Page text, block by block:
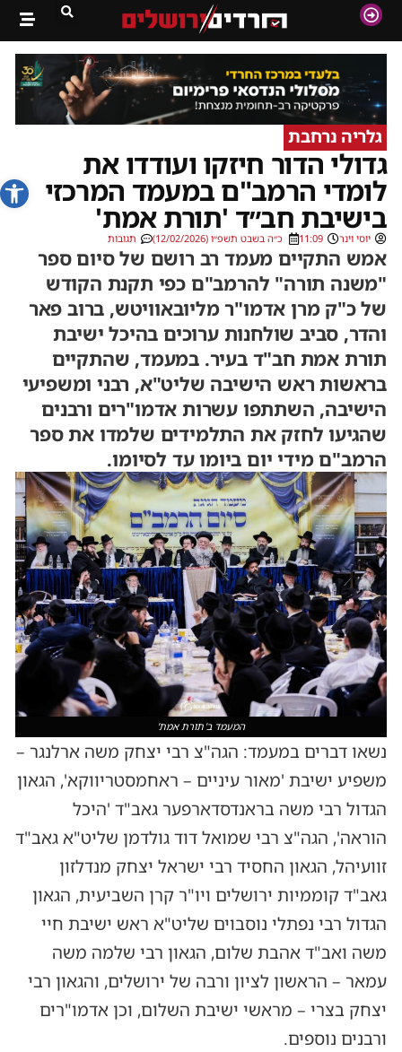
פתח
גלריה נרחבת
גדולי הדור חיזקו ועודדו את
לומדי הרמב"ם במעמד המרכזי
בישיבת חב״ד 'תורת אמת'
יוסי וינר 11:09 כ״ה בשבט תשפ״ו (12/02/2026) תגובות
אמש התקיים מעמד רב רושם של סיום ספר
"משנה תורה" להרמב"ם כפי תקנת הקודש
של כ"ק מרן אדמו"ר מליובאוויטש, ברוב פאר
והדר, סביב שולחנות ערוכים בהיכל ישיבת
תורת אמת חב"ד בעיר. במעמד, שהתקיים
בראשות ראש הישיבה שליט"א, רבני ומשפיעי
הישיבה, השתתפו עשרות אדמו"רים ורבנים
שהגיעו לחזק את התלמידים שלמדו את ספר
הרמב"ם מידי יום ביומו עד לסיומו.
המעמד ב'תורת אמת'
נשאו דברים במעמד: הגה"צ רבי יצחק משה ארלנגר –
משפיע ישיבת 'מאור עיניים – ראחמסטריווקא', הגאון
הגדול רבי משה בראנדסדארפער גאב"ד 'היכל
הוראה', הגה"צ רבי שמואל דוד גולדמן שליט"א גאב"ד
זוועיהל, הגאון החסיד רבי ישראל יצחק מנדלזון
גאב"ד קוממיות ירושלים ויו"ר קרן השביעית, הגאון
הגדול רבי נפתלי נוסבוים שליט"א ראש ישיבת חיי
משה ואב"ד אהבת שלום, הגאון רבי שלמה משה
עמאר – הראשון לציון ורבה של ירושלים, והגאון רבי
יצחק בצרי – מראשי ישיבת השלום, וכן אדמו"רים
ורבנים נוספים.